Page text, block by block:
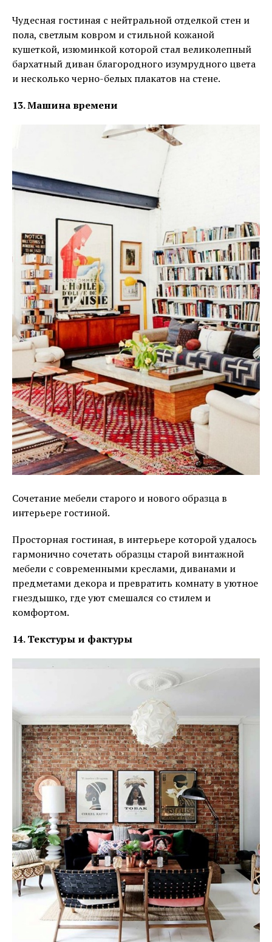
Чудесная гостиная с нейтральной отделкой стен и
пола, светлым ковром и стильной кожаной
кушеткой, изюминкой которой стал великолепный
бархатный диван благородного изумрудного цвета
и несколько черно-белых плакатов на стене.
13. Машина времени
Сочетание мебели старого и нового образца в
интерьере гостиной.
Просторная гостиная, в интерьере которой удалось
гармонично сочетать образцы старой винтажной
мебели с современными креслами, диванами и
предметами декора и превратить комнату в уютное
гнездышко, где уют смешался со стилем и
комфортом.
14. Текстуры и фактуры